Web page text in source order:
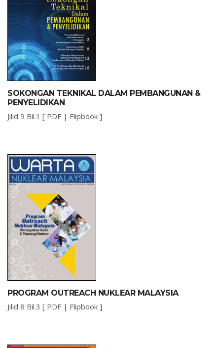
SOKONGAN TEKNIKAL DALAM PEMBANGUNAN &
PENYELIDIKAN
Jilid 9 Bil.1 [ PDF | Flipbook ]
PROGRAM OUTREACH NUKLEAR MALAYSIA
Jilid 8 Bil.3 [ PDF | Flipbook ]